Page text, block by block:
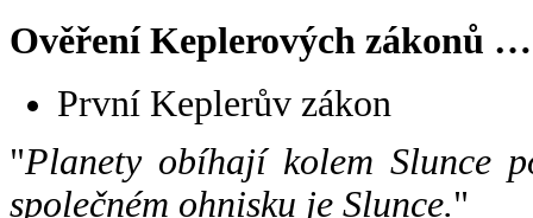
Ověření Keplerových zákonů …
První Keplerův zákon
"Planety obíhají kolem Slunce
společném ohnisku je Slunce."